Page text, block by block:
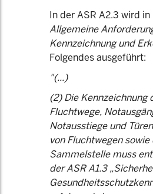
In der ASR A2.3 wird
Allgemeine
Kennzeichnung und
Folgendes ausgeführt:
"(...)
(2) Die Kennzeichnung
Fluchtwege,
Notausstiege und
von Fluchtwegen sowie
Sammelstelle muss
der ASR A1.3